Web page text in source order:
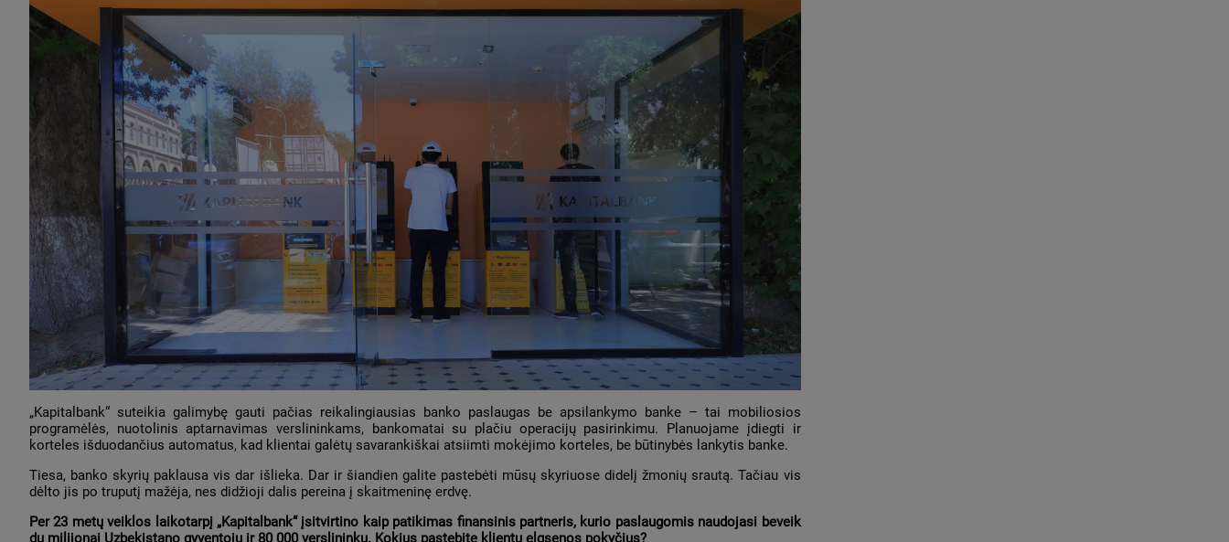
„Kapitalbank“ suteikia galimybę gauti pačias reikalingiausias banko paslaugas be apsilankymo banke – tai mobiliosios
programėlės, nuotolinis aptarnavimas verslininkams, bankomatai su plačiu operacijų pasirinkimu. Planuojame įdiegti ir
korteles išduodančius automatus, kad klientai galėtų savarankiškai atsiimti mokėjimo korteles, be būtinybės lankytis banke.
Tiesa, banko skyrių paklausa vis dar išlieka. Dar ir šiandien galite pastebėti mūsų skyriuose didelį žmonių srautą. Tačiau vis
dėlto jis po truputį mažėja, nes didžioji dalis pereina į skaitmeninę erdvę.
Per 23 metų veiklos laikotarpį „Kapitalbank“ įsitvirtino kaip patikimas finansinis partneris, kurio paslaugomis naudojasi beveik
du milijonai Uzbekistano gyventojų ir 80 000 verslininkų. Kokius pastebite klientų elgsenos pokyčius?